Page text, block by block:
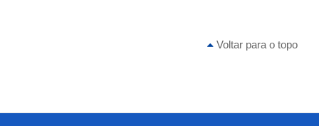
Voltar para o topo